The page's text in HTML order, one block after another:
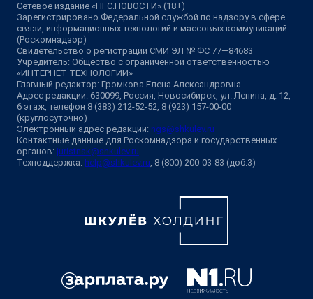
Сетевое издание «НГС.НОВОСТИ» (18+)
Зарегистрировано Федеральной службой по надзору в сфере
связи, информационных технологий и массовых коммуникаций
(Роскомнадзор)
Свидетельство о регистрации СМИ ЭЛ № ФС 77—84683
Учредитель: Общество с ограниченной ответственностью
«ИНТЕРНЕТ ТЕХНОЛОГИИ»
Главный редактор: Громкова Елена Александровна
Адрес редакции: 630099, Россия, Новосибирск, ул. Ленина, д. 12,
6 этаж, телефон 8 (383) 212-52-52, 8 (923) 157-00-00
(круглосуточно)
Электронный адрес редакции: ngs@shkulev.ru
Контактные данные для Роскомнадзора и государственных
органов: juristnsk@shkulev.ru
Техподдержка: help@shkulev.ru, 8 (800) 200-03-83 (доб.3)